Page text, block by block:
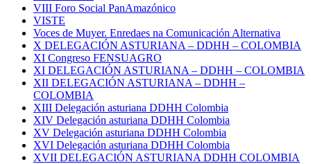
VIII Foro Social PanAmazónico
VISTE
Voces de Muyer. Enredaes na Comunicación Alternativa
X DELEGACIÓN ASTURIANA – DDHH – COLOMBIA
XI Congreso FENSUAGRO
XI DELEGACIÓN ASTURIANA – DDHH – COLOMBIA
XII DELEGACIÓN ASTURIANA – DDHH –
COLOMBIA
XIII Delegación asturiana DDHH Colombia
XIV Delegación asturiana DDHH Colombia
XV Delegación asturiana DDHH Colombia
XVI Delegación asturiana DDHH Colombia
XVII DELEGACIÓN ASTURIANA DDHH COLOMBIA